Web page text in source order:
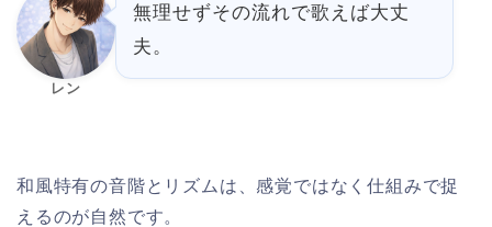
レン
無理せずその流れで歌えば大丈
夫。
和風特有の音階とリズムは、感覚ではなく仕組みで捉
えるのが自然です。